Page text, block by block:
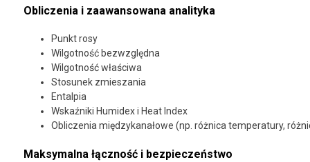
Obliczenia i zaawansowana analityka
Punkt rosy
Wilgotność bezwzględna
Wilgotność właściwa
Stosunek zmieszania
Entalpia
Wskaźniki Humidex i Heat Index
Obliczenia międzykanałowe (np. różnica temperatury,
Maksymalna łączność i bezpieczeństwo